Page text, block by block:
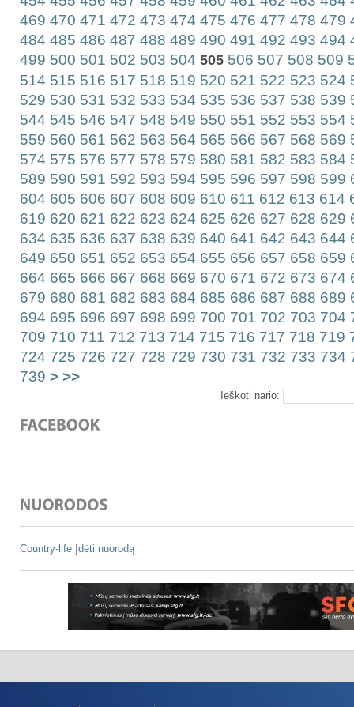
469 470 471 472 473 474 475 476 477 478 479
484 485 486 487 488 489 490 491 492 493 494
499 500 501 502 503 504 505 506 507 508 509
514 515 516 517 518 519 520 521 522 523 524
529 530 531 532 533 534 535 536 537 538 539
544 545 546 547 548 549 550 551 552 553 554
559 560 561 562 563 564 565 566 567 568 569
574 575 576 577 578 579 580 581 582 583 584
589 590 591 592 593 594 595 596 597 598 599
604 605 606 607 608 609 610 611 612 613 614
619 620 621 622 623 624 625 626 627 628 629
634 635 636 637 638 639 640 641 642 643 644
649 650 651 652 653 654 655 656 657 658 659
664 665 666 667 668 669 670 671 672 673 674
679 680 681 682 683 684 685 686 687 688 689
694 695 696 697 698 699 700 701 702 703 704
709 710 711 712 713 714 715 716 717 718 719
724 725 726 727 728 729 730 731 732 733 734
739 > >>
Ieškoti nario:
Country-life Įdėti nuorodą